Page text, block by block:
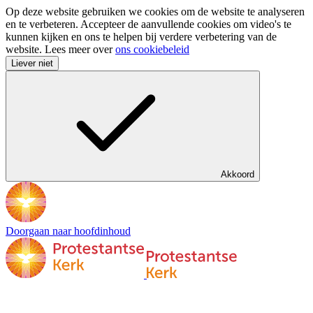
Op deze website gebruiken we cookies om de website te analyseren
en te verbeteren. Accepteer de aanvullende cookies om video's te
kunnen kijken en ons te helpen bij verdere verbetering van de
website. Lees meer overons cookiebeleid
Liever niet
Akkoord
Doorgaan naar hoofdinhoud